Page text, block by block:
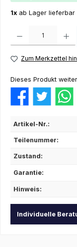
1x ab Lager lieferbar
Zum Merkzettel
Dieses Produkt
Artikel-Nr.:
Teilenummer:
Zustand:
Garantie:
Hinweis:
Individuelle